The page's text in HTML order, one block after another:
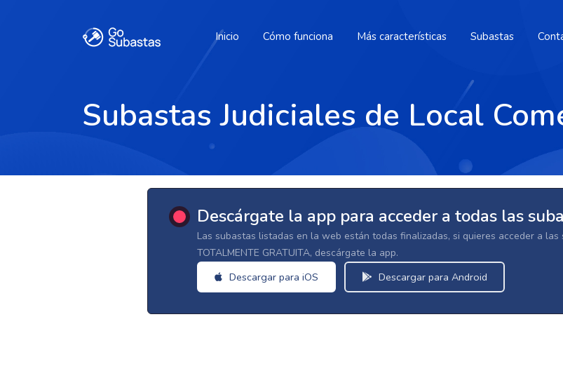
Inicio Cómo funciona Más características Subastas
Subastas Judiciales de Local
Descárgate la app para acceder a todas las
Las subastas listadas en la web están todas finalizadas, si quieres acceder a
TOTALMENTE GRATUITA, descárgate la app.
Descargar para iOS Descargar para Android